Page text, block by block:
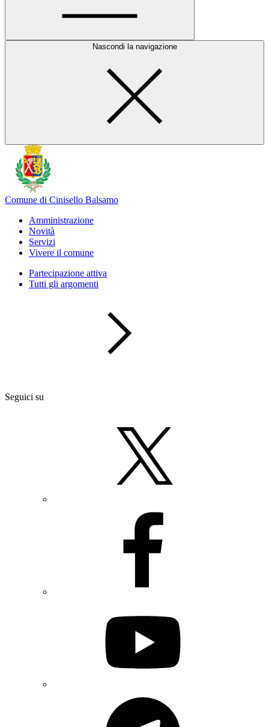
Nascondi la navigazione
Comune di Cinisello Balsamo
Amministrazione
Novità
Servizi
Vivere il comune
Partecipazione attiva
Tutti gli argomenti
Seguici su